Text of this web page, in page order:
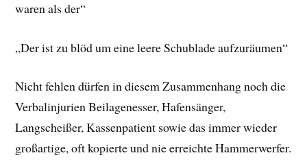
waren als der“
„Der ist zu blöd um eine leere Schublade aufzuräumen“
Nicht fehlen dürfen in diesem Zusammenhang noch die
Verbalinjurien Beilagenesser, Hafensänger,
Langscheißer, Kassenpatient sowie das immer wieder
großartige, oft kopierte und nie erreichte Hammerwerfer.